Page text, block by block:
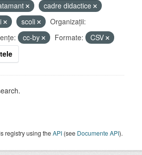
cadre didactice
scoli
Organizații:
cc-by Formate:
CSV
registry using theAPI (see Documente API).